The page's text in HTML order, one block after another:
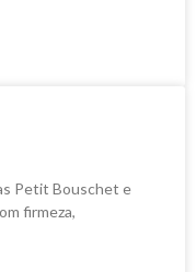
Petit Bouschet e
firmeza,